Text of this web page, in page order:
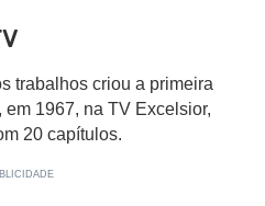
trabalhos criou a primeira
1967, na TV Excelsior,
20 capítulos.